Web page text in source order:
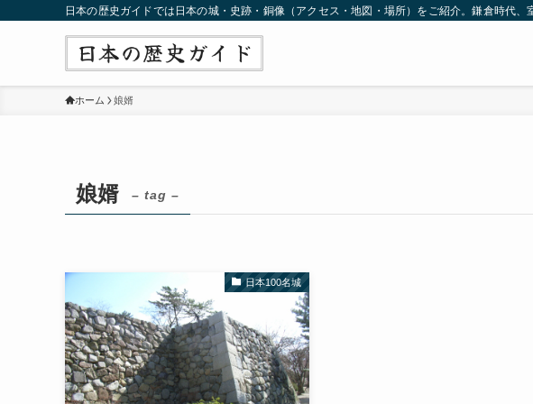
日本の歴史ガイドでは日本の城・史跡・銅像（アクセス・地図・場所）をご紹介。鎌倉時代
ホーム 娘婿
娘婿 – tag –
日本100名城